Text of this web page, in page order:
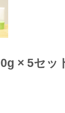
× 5セッ